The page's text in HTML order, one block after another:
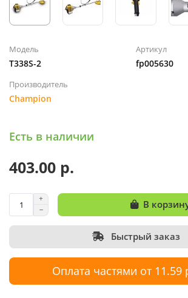
Модель
T338S-2
Артикул
fp005630
Производитель
Champion
Есть в наличии
403.00 р.
В
Быстрый заказ
Оплата частями от 11.59